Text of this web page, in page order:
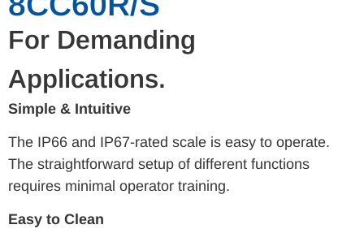
For Demanding
Applications.
Simple & Intuitive
The IP66 and IP67-rated scale is easy to operate.
The straightforward setup of different functions
requires minimal operator training.
Easy to Clean